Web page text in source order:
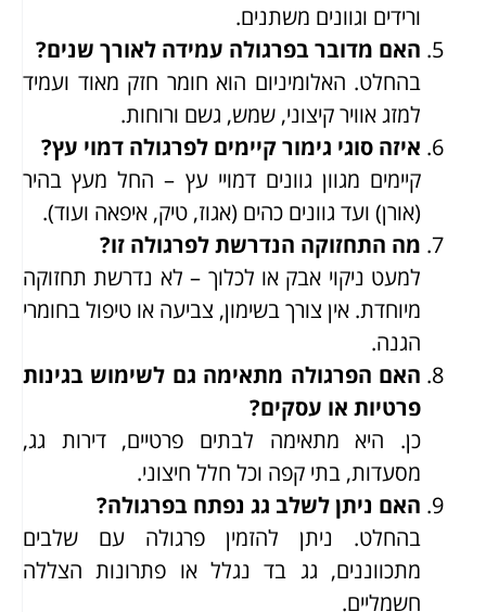
ורידים וגוונים משתנים.
האם מדובר בפרגולה עמידה לאורך שנים?
בהחלט. האלומיניום הוא חומר חזק מאוד ועמיד
למזג אוויר קיצוני, שמש, גשם ורוחות.
איזה סוגי גימור קיימים לפרגולה דמוי עץ?
קיימים מגוון גוונים דמויי עץ – החל מעץ בהיר
(אורן) ועד גוונים כהים (אגוז, טיק, איפאה ועוד).
מה התחזוקה הנדרשת לפרגולה זו?
למעט ניקוי אבק או לכלוך – לא נדרשת תחזוקה
מיוחדת. אין צורך בשימון, צביעה או טיפול בחומרי
הגנה.
האם הפרגולה מתאימה גם לשימוש בגינות
פרטיות או עסקים?
כן. היא מתאימה לבתים פרטיים, דירות גג,
מסעדות, בתי קפה וכל חלל חיצוני.
האם ניתן לשלב גג נפתח בפרגולה?
בהחלט. ניתן להזמין פרגולה עם שלבים
מתכווננים, גג בד נגלל או פתרונות הצללה
חשמליים.